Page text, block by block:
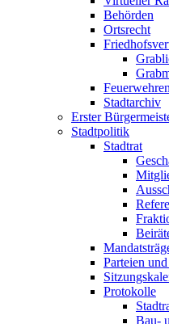
Behörden
Ortsrecht
Feuerwehren
Stadtarchiv
Erster
Stadtpolitik
Stadtrat
Parteien
Protokolle
Bau-